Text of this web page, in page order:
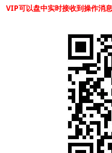
VIP可以盘中实时接收到操作消息